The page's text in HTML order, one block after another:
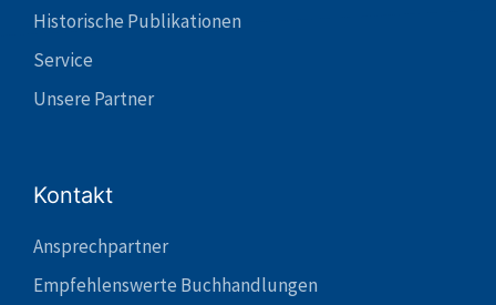
Historische Publikationen
Service
Unsere Partner
Kontakt
Ansprechpartner
Empfehlenswerte Buchhandlungen